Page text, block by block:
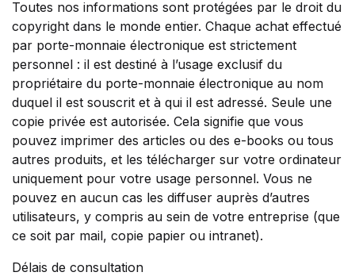
Toutes nos informations sont protégées par le droit du
copyright dans le monde entier. Chaque achat effectué
par porte-monnaie électronique est strictement
personnel : il est destiné à l’usage exclusif du
propriétaire du porte-monnaie électronique au nom
duquel il est souscrit et à qui il est adressé. Seule une
copie privée est autorisée. Cela signifie que vous
pouvez imprimer des articles ou des e-books ou tous
autres produits, et les télécharger sur votre ordinateur
uniquement pour votre usage personnel. Vous ne
pouvez en aucun cas les diffuser auprès d’autres
utilisateurs, y compris au sein de votre entreprise (que
ce soit par mail, copie papier ou intranet).
Délais de consultation